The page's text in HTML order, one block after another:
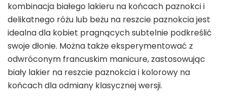
kombinacja białego lakieru na końcach paznokci i
delikatnego różu lub beżu na reszcie paznokcia jest
idealna dla kobiet pragnących subtelnie podkreślić
swoje dłonie. Można także eksperymentować z
odwróconym francuskim manicure, zastosowując
biały lakier na reszcie paznokcia i kolorowy na
końcach dla odmiany klasycznej wersji.